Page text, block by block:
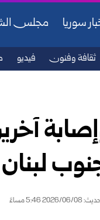
سوريا مجلس
ثقافة وفنون فيديو
لبنان
06/08 5:46 مساءً